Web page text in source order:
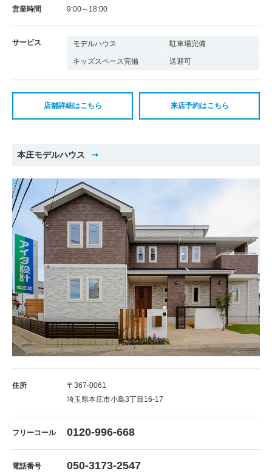
営業時間 9:00～18:00
サービス モデルハウス 駐車場完備
キッズスペース完備 送迎可
店舗詳細はこちら 来店予約はこちら
本庄モデルハウス
住所
〒367-0061
埼玉県本庄市小島3丁目16-17
フリーコール 0120-996-668
電話番号 050-3173-2547